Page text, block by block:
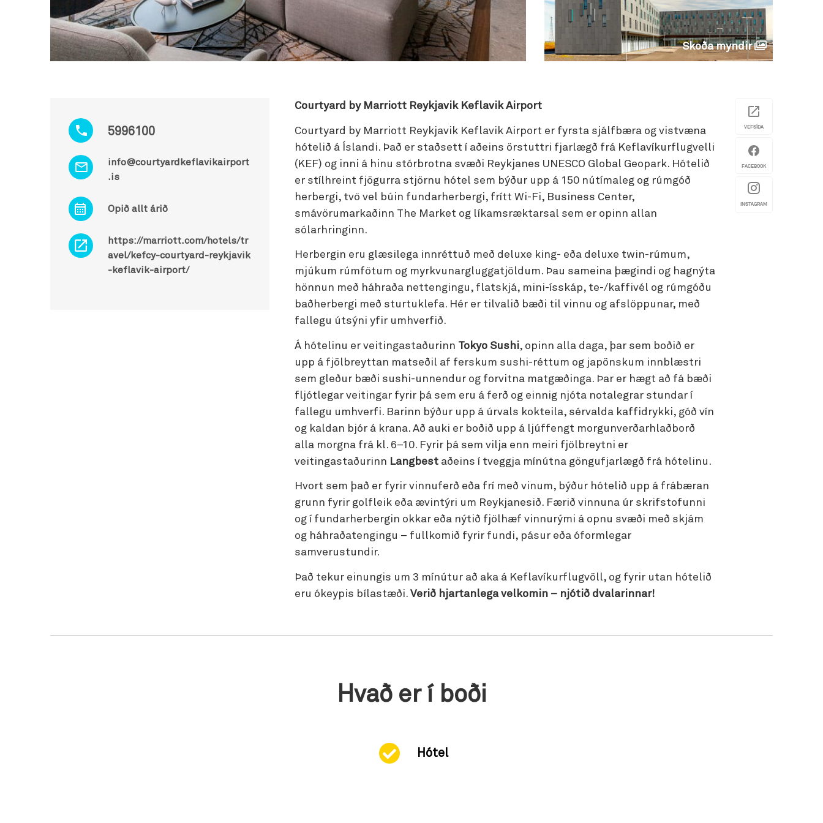
Skoða myndir
5996100
info@courtyardkeflavikairport
.is
Opið allt árið
https://marriott.com/hotels/tr
avel/kefcy-courtyard-reykjavik
-keflavik-airport/
Courtyard by Marriott Reykjavik Keflavik Airport
Courtyard by Marriott Reykjavik Keflavik Airport er fyrsta sjálfbæra og vistvæna
hótelið á Íslandi. Það er staðsett í aðeins örstuttri fjarlægð frá Keflavíkurflugvelli
(KEF) og inni á hinu stórbrotna svæði Reykjanes UNESCO Global Geopark. Hótelið
er stílhreint fjögurra stjörnu hótel sem býður upp á 150 nútímaleg og rúmgóð
herbergi, tvö vel búin fundarherbergi, frítt Wi-Fi, Business Center,
smávörumarkaðinn The Market og líkamsræktarsal sem er opinn allan
sólarhringinn.
Herbergin eru glæsilega innréttuð með deluxe king- eða deluxe twin-rúmum,
mjúkum rúmfötum og myrkvunargluggatjöldum. Þau sameina þægindi og hagnýta
hönnun með háhraða nettengingu, flatskjá, mini-ísskáp, te-/kaffivél og rúmgóðu
baðherbergi með sturtuklefa. Hér er tilvalið bæði til vinnu og afslöppunar, með
fallegu útsýni yfir umhverfið.
Á hótelinu er veitingastaðurinn Tokyo Sushi, opinn alla daga, þar sem boðið er
upp á fjölbreyttan matseðil af ferskum sushi-réttum og japönskum innblæstri
sem gleður bæði sushi-unnendur og forvitna matgæðinga. Þar er hægt að fá bæði
fljótlegar veitingar fyrir þá sem eru á ferð og einnig njóta notalegrar stundar í
fallegu umhverfi. Barinn býður upp á úrvals kokteila, sérvalda kaffidrykki, góð vín
og kaldan bjór á krana. Að auki er boðið upp á ljúffengt morgunverðarhlaðborð
alla morgna frá kl. 6–10. Fyrir þá sem vilja enn meiri fjölbreytni er
veitingastaðurinn Langbest aðeins í tveggja mínútna göngufjarlægð frá hótelinu.
Hvort sem það er fyrir vinnuferð eða frí með vinum, býður hótelið upp á frábæran
grunn fyrir golfleik eða ævintýri um Reykjanesið. Færið vinnuna úr skrifstofunni
og í fundarherbergin okkar eða nýtið fjölhæf vinnurými á opnu svæði með skjám
og háhraðatengingu – fullkomið fyrir fundi, pásur eða óformlegar
samverustundir.
Það tekur einungis um 3 mínútur að aka á Keflavíkurflugvöll, og fyrir utan hótelið
eru ókeypis bílastæði. Verið hjartanlega velkomin – njótið dvalarinnar!
VEFSÍÐA
FACEBOOK
INSTAGRAM
Hvað er í boði
Hótel